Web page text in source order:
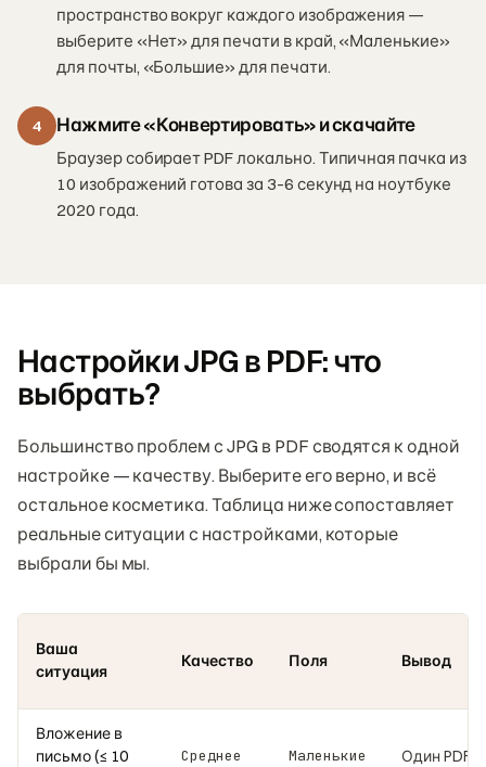
пространство вокруг каждого изображения —
выберите «Нет» для печати в край, «Маленькие»
для почты, «Большие» для печати.
4 Нажмите «Конвертировать» и скачайте
Браузер собирает PDF локально. Типичная пачка из
10 изображений готова за 3–6 секунд на ноутбуке
2020 года.
Настройки JPG в PDF: что
выбрать?
Большинство проблем с JPG в PDF сводятся к одной
настройке — качеству. Выберите его верно, и всё
остальное косметика. Таблица ниже сопоставляет
реальные ситуации с настройками, которые
выбрали бы мы.
Ваша
ситуация
Качество Поля Вывод
Вложение в
письмо (≤ 10
Среднее Маленькие Один PDF